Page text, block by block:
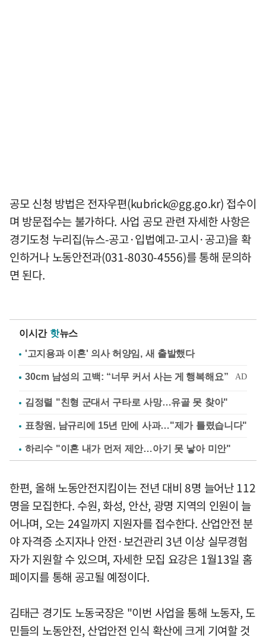
공모 신청 방법은 전자우편(kubrick@gg.go.kr) 접수이
며 방문접수는 불가하다. 사업 공모 관련 자세한 사항은
경기도청 누리집(뉴스-공고·입법예고-고시·공고)을 확
인하거나 노동안전과(031-8030-4556)를 통해 문의하
면 된다.
이시간 핫뉴스
'고지용과 이혼' 의사 허양임, 새 출발했다
김정렬 "친형 군대서 구타로 사망…유골 못 찾아"
표창원, 남규리에 15년 만에 사과…"제가 틀렸습니다"
하리수 "이혼 내가 먼저 제안…아기 못 낳아 미안"
한편, 올해 노동안전지킴이는 전년 대비 8명 늘어난 112
명을 모집한다. 수원, 화성, 안산, 광명 지역의 인원이 늘
어나며, 오는 24일까지 지원자를 접수한다. 산업안전 분
야 자격증 소지자나 안전·보건관리 3년 이상 실무경험
자가 지원할 수 있으며, 자세한 모집 요강은 1월13일 홈
페이지를 통해 공고될 예정이다.
김태근 경기도 노동국장은 "이번 사업을 통해 노동자, 도
민들의 노동안전, 산업안전 인식 확산에 크게 기여할 것